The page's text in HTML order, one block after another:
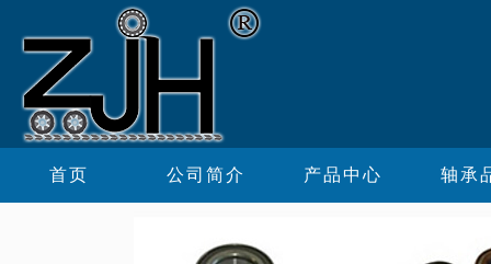
首页 公司简介 产品中心 轴承